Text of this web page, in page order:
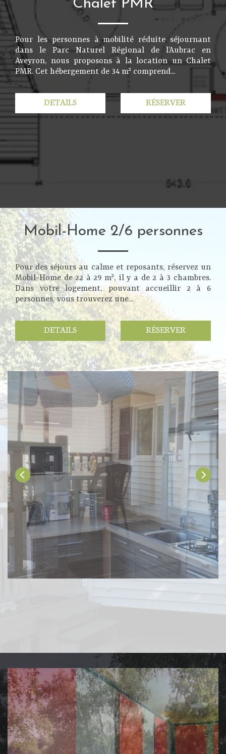
Chalet PMR
Pour les personnes à mobilité réduite séjournant
dans le Parc Naturel Régional de l’Aubrac en
Aveyron, nous proposons à la location un Chalet
PMR. Cet hébergement de 34 m² comprend...
DETAILS RÉSERVER
Mobil-Home 2/6 personnes
Pour des séjours au calme et reposants, réservez un
Mobil-Home de 22 à 29 m², il y a de 2 à 3 chambres.
Dans votre logement, pouvant accueillir 2 à 6
personnes, vous trouverez une...
DETAILS RÉSERVER